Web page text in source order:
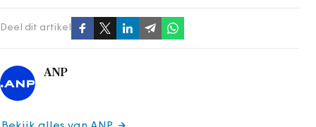
Deel dit artikel
ANP